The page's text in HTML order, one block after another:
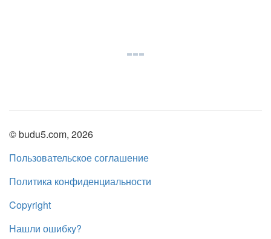
© budu5.com, 2026
Пользовательское соглашение
Политика конфиденциальности
Copyright
Нашли ошибку?